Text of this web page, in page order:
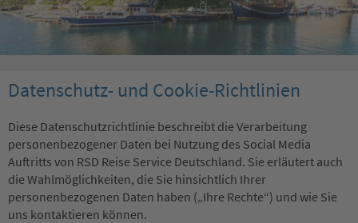
Datenschutz- und Cookie-Richtlinien
Diese Datenschutzrichtlinie beschreibt die Verarbeitung
personenbezogener Daten bei Nutzung des Social Media
Auftritts von RSD Reise Service Deutschland. Sie erläutert auch
die Wahlmöglichkeiten, die Sie hinsichtlich Ihrer
personenbezogenen Daten haben („Ihre Rechte“) und wie Sie
uns kontaktieren können.